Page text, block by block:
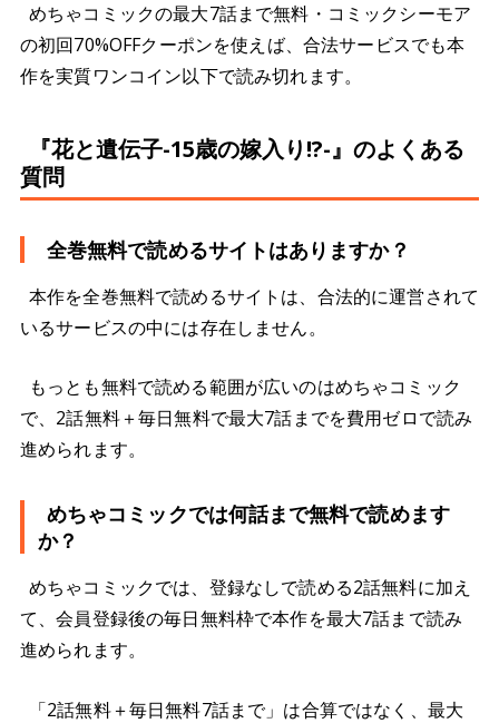
めちゃコミックの最大7話まで無料・コミックシーモア
の初回70%OFFクーポンを使えば、合法サービスでも本
作を実質ワンコイン以下で読み切れます。
『花と遺伝子-15歳の嫁入り!?-』のよくある
質問
全巻無料で読めるサイトはありますか？
本作を全巻無料で読めるサイトは、合法的に運営されて
いるサービスの中には存在しません。
もっとも無料で読める範囲が広いのはめちゃコミック
で、2話無料＋毎日無料で最大7話までを費用ゼロで読み
進められます。
めちゃコミックでは何話まで無料で読めます
か？
めちゃコミックでは、登録なしで読める2話無料に加え
て、会員登録後の毎日無料枠で本作を最大7話まで読み
進められます。
「2話無料＋毎日無料7話まで」は合算ではなく、最大